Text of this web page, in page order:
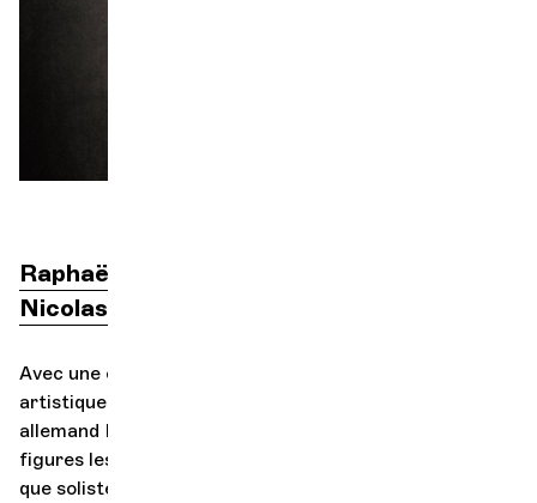
Raphaël Merlin
Nicolas Altstaedt
Avec une énergie singulière et une polyvalence
artistique remarquable, le violoncelliste franco-
allemand Nicolas Altstaedt s'impose comme l'une des
figures les plus recherchées de notre époque. En tant
que soliste, chef d'orchestre et directeur artistique, il